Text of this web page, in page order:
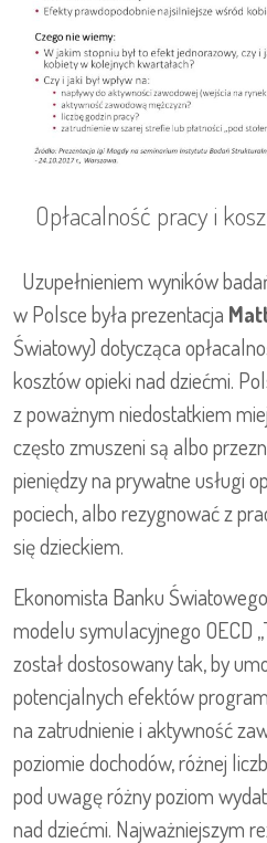
Opłacalność pracy i
Uzupełnieniem wyników
w Polsce była prezentacja
Światowy) dotycząca
kosztów opieki nad dziećmi.
z poważnym niedostatkiem
często zmuszeni są albo
pieniędzy na prywatne usługi
pociech, albo rezygnować z
się dzieckiem.
Ekonomista Banku
modelu symulacyjnego OECD
został dostosowany tak, by
potencjalnych efektów
na zatrudnienie i aktywność
poziomie dochodów, różnej
pod uwagę różny poziom
nad dziećmi. Najważniejszym